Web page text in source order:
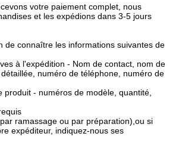
votre paiement complet, nous
et les expédions dans 3-5 jours
de connaître les informations suivantes de
à l'expédition - Nom de contact, nom de
numéro de téléphone, numéro de
produit - numéros de modèle, quantité,
ramassage ou par préparation),ou si
expéditeur, indiquez-nous ses